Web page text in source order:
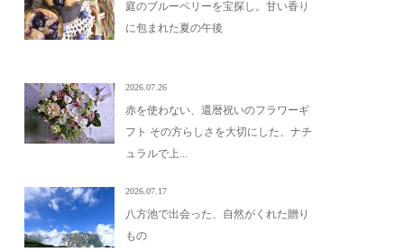
庭のブルーベリーを宝探し。甘い香り
に包まれた夏の午後
2026.07.26
赤を使わない、還暦祝いのフラワーギ
フト その方らしさを大切にした、ナチ
ュラルで上...
2026.07.17
八方池で出会った、自然がくれた贈り
もの